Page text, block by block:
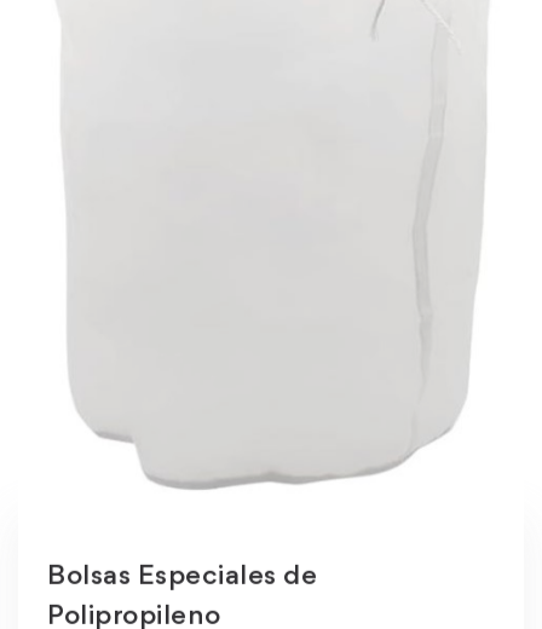
Bolsas Especiales de
Polipropileno